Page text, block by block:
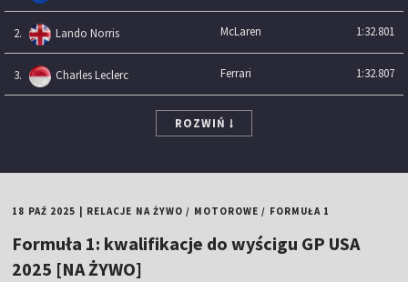
2. Lando Norris McLaren 1:32.801
3. Charles Leclerc Ferrari 1:32.807
ROZWIŃ
18 PAŹ 2025 RELACJE NA ŻYWO / MOTOROWE / FORMUŁA 1
Formuła 1: kwalifikacje do wyścigu GP USA
2025 [NA ŻYWO]